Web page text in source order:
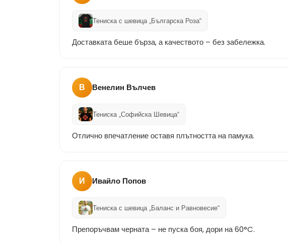
Тениска с шевица „Българска Роза“
Доставката беше бърза, а качеството – без забележка.
В Венелин Вълчев
Тениска „Софийска Шевица“
Отлично впечатление оставя плътността на памука.
И Ивайло Попов
Тениска с шевица „Баланс и Равновесие“
Препоръчвам черната – не пуска боя, дори на 60°C.